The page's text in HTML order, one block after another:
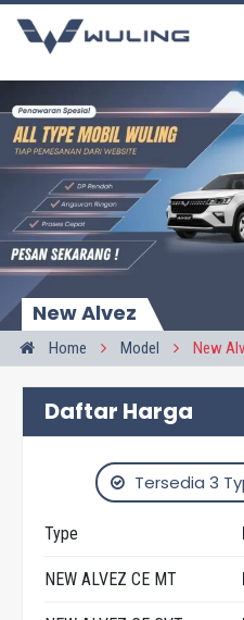
New Alvez
Home Model New
Daftar Harga
Tersedia 3
Type
NEW ALVEZ CE MT